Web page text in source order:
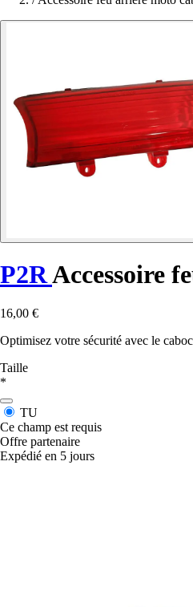
P2RAccessoire
16,00 €
Optimisez votre sécurité avec le
Taille
*
TU
Ce champ est requis
Offre partenaire
Expédié en 5 jours